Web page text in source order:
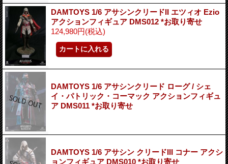
DAMTOYS 1/6 アサシンクリードII エツィオ Ezio
アクションフィギュア DMS012 *お取り寄せ
124,980円(税込)
DAMTOYS 1/6 アサシンクリード ローグ / シェ
イ・パトリック・コーマック アクションフィギュ
ア DMS011 *お取り寄せ
DAMTOYS 1/6 アサシン クリードIII コナー アクシ
ョンフィギュア DMS010 *お取り寄せ